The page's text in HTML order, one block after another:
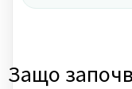
Защо